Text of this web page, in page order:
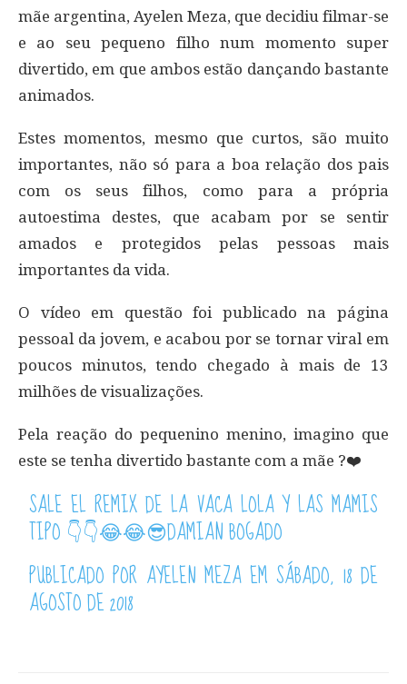
mãe argentina, Ayelen Meza, que decidiu filmar-se
e ao seu pequeno filho num momento super
divertido, em que ambos estão dançando bastante
animados.
Estes momentos, mesmo que curtos, são muito
importantes, não só para a boa relação dos pais
com os seus filhos, como para a própria
autoestima destes, que acabam por se sentir
amados e protegidos pelas pessoas mais
importantes da vida.
O vídeo em questão foi publicado na página
pessoal da jovem, e acabou por se tornar viral em
poucos minutos, tendo chegado à mais de 13
milhões de visualizações.
Pela reação do pequenino menino, imagino que
este se tenha divertido bastante com a mãe ?❤️
SALE EL REMIX DE LA VACA LOLA Y LAS MAMIS
TIPO 👇👇😂😂😎DAMIAN BOGADO
PUBLICADO POR AYELEN MEZAEM SÁBADO, 18 DE
AGOSTO DE 2018